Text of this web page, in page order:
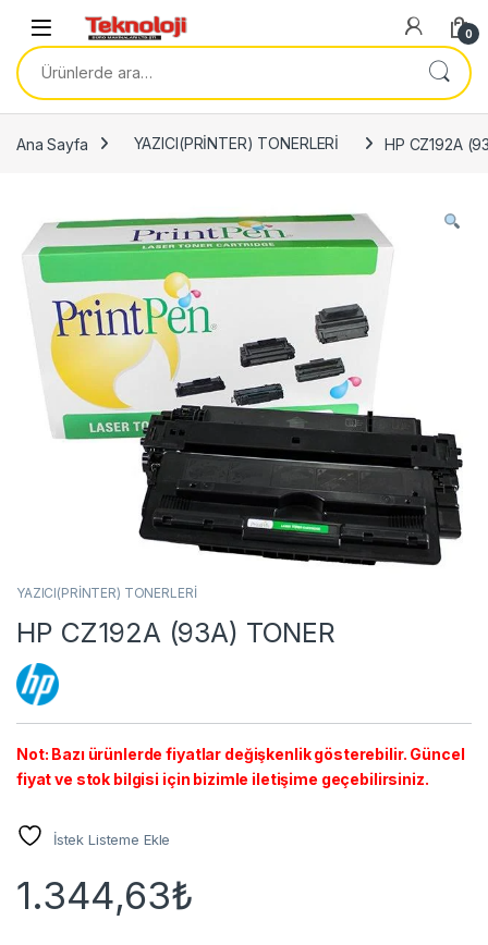
Skip to navigation
0
Ara:
Ana Sayfa YAZICI(PRİNTER) TONERLERİ HP CZ192A
YAZICI(PRİNTER) TONERLERİ
HP CZ192A (93A) TONER
Not: Bazı ürünlerde fiyatlar değişkenlik gösterebilir. Güncel
fiyat ve stok bilgisi için bizimle iletişime geçebilirsiniz.
İstek Listeme Ekle
1.344,63₺